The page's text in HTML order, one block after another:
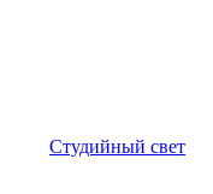
Студийный свет